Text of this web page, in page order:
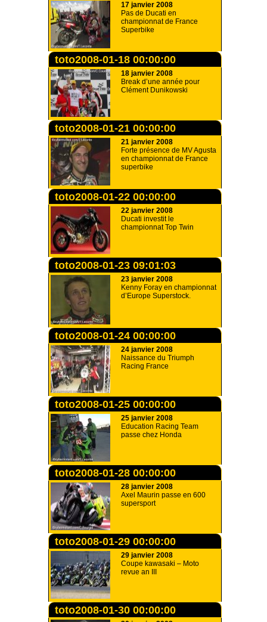
17 janvier 2008
Pas de Ducati en
championnat de France
Superbike
toto2008-01-18 00:00:00
18 janvier 2008
Break d’une année pour
Clément Dunikowski
toto2008-01-21 00:00:00
21 janvier 2008
Forte présence de MV Agusta
en championnat de France
superbike
toto2008-01-22 00:00:00
22 janvier 2008
Ducati investit le
championnat Top Twin
toto2008-01-23 09:01:03
23 janvier 2008
Kenny Foray en championnat
d’Europe Superstock.
toto2008-01-24 00:00:00
24 janvier 2008
Naissance du Triumph
Racing France
toto2008-01-25 00:00:00
25 janvier 2008
Education Racing Team
passe chez Honda
toto2008-01-28 00:00:00
28 janvier 2008
Axel Maurin passe en 600
supersport
toto2008-01-29 00:00:00
29 janvier 2008
Coupe kawasaki – Moto
revue an III
toto2008-01-30 00:00:00